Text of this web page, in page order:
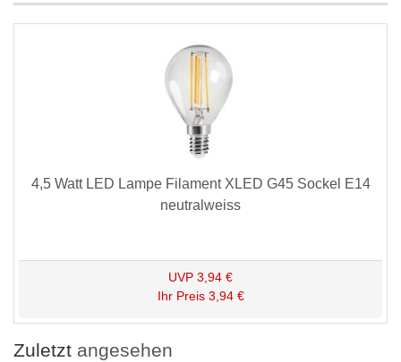
4,5 Watt LED Lampe Filament XLED G45 Sockel E14
neutralweiss
UVP 3,94 €
Ihr Preis 3,94 €
Zuletzt angesehen